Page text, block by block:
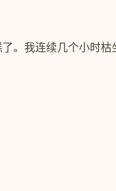
。我连续几个小时